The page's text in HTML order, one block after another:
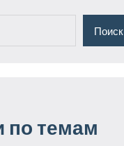
Поиск
по темам